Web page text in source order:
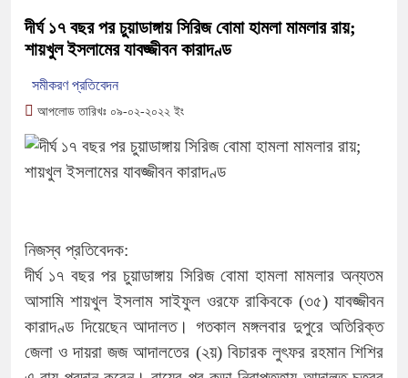
সরকার
জীবননগর উপজেলা আইনশৃঙ্খলা কমিটির
চুয়াডাঙ্গায় লিগ্যাল এইড কমিটির সভায়
দীর্ঘ ১৭ বছর পর চুয়াডাঙ্গায় সিরিজ বোমা হামলা মামলার রায়;
শায়খুল ইসলামের যাবজ্জীবন কারাদণ্ড
সমীকরণ প্রতিবেদন
আপলোড তারিখঃ ০৯-০২-২০২২ ইং
নিজস্ব প্রতিবেদক:
দীর্ঘ ১৭ বছর পর চুয়াডাঙ্গায় সিরিজ বোমা হামলা মামলার অন্যতম
আসামি শায়খুল ইসলাম সাইফুল ওরফে রাকিবকে (৩৫) যাবজ্জীবন
কারাদণ্ড দিয়েছেন আদালত। গতকাল মঙ্গলবার দুপুরে অতিরিক্ত
জেলা ও দায়রা জজ আদালতের (২য়) বিচারক লুৎফর রহমান শিশির